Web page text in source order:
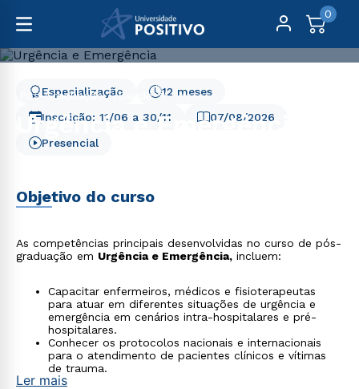
0
Pós-Graduação Saúde Urgência e Emergência
Urgência e Emergência
07/08/2026
12 meses
Especialização
Presencial
Inscrição: 11/06 a 30/11
Objetivo do curso
As competências principais desenvolvidas no curso de pós-
graduação em Urgência e Emergência, incluem:
Capacitar enfermeiros, médicos e fisioterapeutas
para atuar em diferentes situações de urgência e
emergência em cenários intra-hospitalares e pré-
hospitalares.
Conhecer os protocolos nacionais e internacionais
para o atendimento de pacientes clínicos e vítimas
de trauma.
Desenvolver habilidades técnicas para atuar em
Ler mais